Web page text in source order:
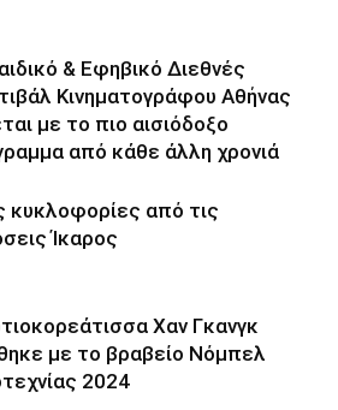
& Εφηβικό Διεθνές
Κινηματογράφου Αθήνας
με το πιο αισιόδοξο
από κάθε άλλη χρονιά
κυκλοφορίες από τις
Ίκαρος
Χαν Γκανγκ
με το βραβείο Νόμπελ
2024